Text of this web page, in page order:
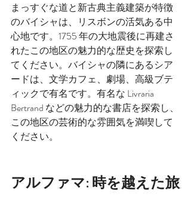
まっすぐな道と新古典主義建築が特徴
のバイシャは、リスボンの活気ある中
心地です。1755 年の大地震後に再建さ
れたこの地区の魅力的な歴史を探索し
てください。バイシャの隣にあるシア
ードは、文学カフェ、劇場、高級ブテ
ィックで有名です。有名な Livraria
Bertrand などの魅力的な書店を探索し、
この地区の芸術的な雰囲気を満喫して
ください。
アルファマ: 時を越えた旅